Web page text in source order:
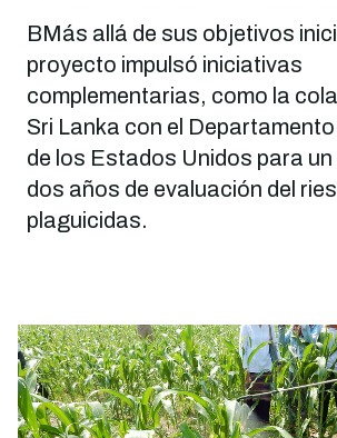
BMás allá de sus objetivos
proyecto impulsó iniciativas
complementarias, como la
Sri Lanka con el
de los Estados Unidos para
dos años de evaluación del
plaguicidas.
Imagen